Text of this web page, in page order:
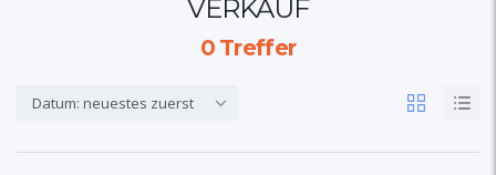
VERKAUF
0Treffer
Datum: neuestes zuerst